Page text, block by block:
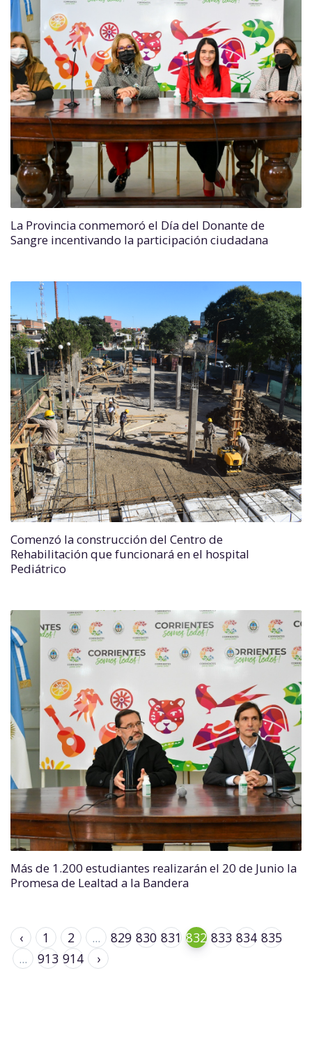
La Provincia conmemoró el Día del Donante de
Sangre incentivando la participación ciudadana
Comenzó la construcción del Centro de
Rehabilitación que funcionará en el hospital
Pediátrico
Más de 1.200 estudiantes realizarán el 20 de Junio la
Promesa de Lealtad a la Bandera
‹ 1 2 ... 829 830 831 832 833 834 835
...
913 914 ›